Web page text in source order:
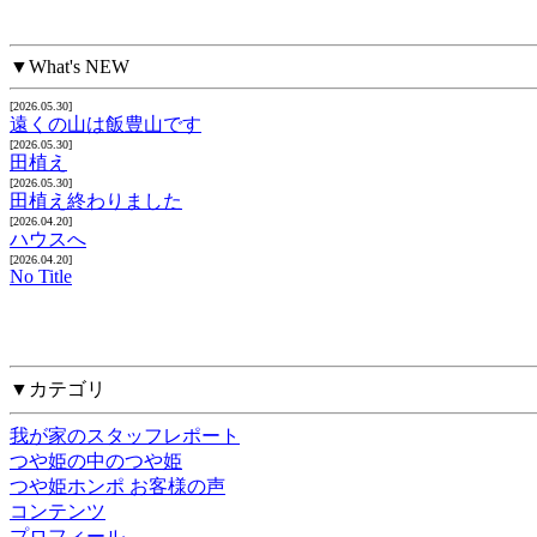
▼What's NEW
[2026.05.30]
遠くの山は飯豊山です
[2026.05.30]
田植え
[2026.05.30]
田植え終わりました
[2026.04.20]
ハウスへ
[2026.04.20]
No Title
▼カテゴリ
我が家のスタッフレポート
つや姫の中のつや姫
つや姫ホンポ お客様の声
コンテンツ